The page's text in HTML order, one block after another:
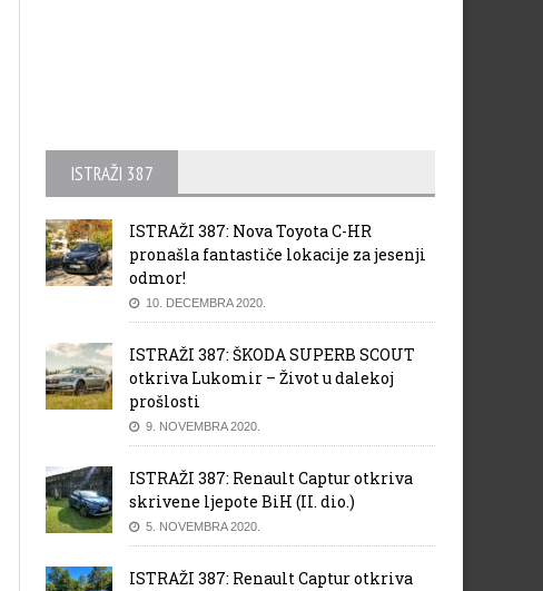
ISTRAŽI 387
ISTRAŽI 387: Nova Toyota C-HR
pronašla fantastiče lokacije za jesenji
odmor!
10. DECEMBRA 2020.
ISTRAŽI 387: ŠKODA SUPERB SCOUT
otkriva Lukomir – Život u dalekoj
prošlosti
9. NOVEMBRA 2020.
ISTRAŽI 387: Renault Captur otkriva
skrivene ljepote BiH (II. dio.)
5. NOVEMBRA 2020.
ISTRAŽI 387: Renault Captur otkriva